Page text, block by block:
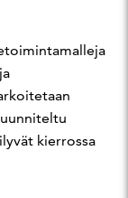
kierrossa